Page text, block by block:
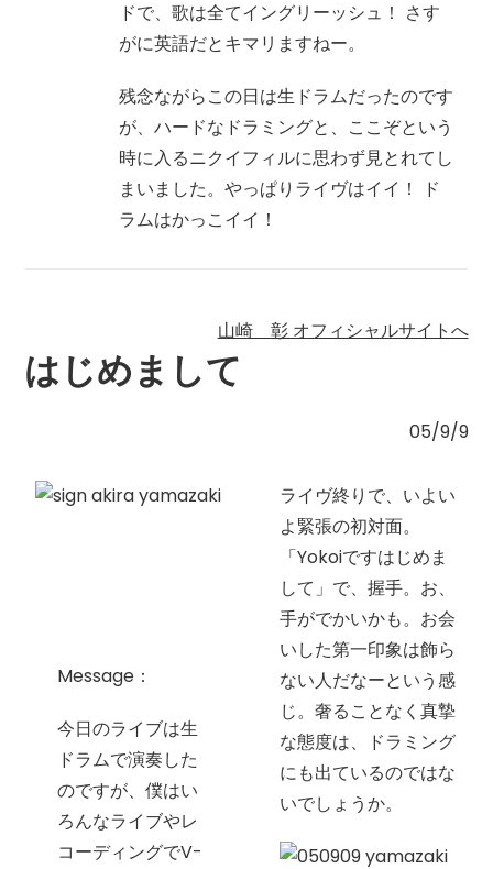
ドで、歌は全てイングリーッシュ！ さす
がに英語だとキマリますねー。
残念ながらこの日は生ドラムだったのです
が、ハードなドラミングと、ここぞという
時に入るニクイフィルに思わず見とれてし
まいました。やっぱりライヴはイイ！ ド
ラムはかっこイイ！
山崎 彰 オフィシャルサイトへ
はじめまして
05/9/9
Message：
今日のライブは生
ドラムで演奏した
のですが、僕はい
ろんなライブやレ
コーディングでV-
ライヴ終りで、いよい
よ緊張の初対面。
「Yokoiですはじめま
して」で、握手。お、
手がでかいかも。お会
いした第一印象は飾ら
ない人だなーという感
じ。奢ることなく真摯
な態度は、ドラミング
にも出ているのではな
いでしょうか。